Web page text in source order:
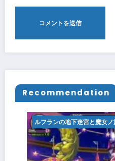
Recommendation
ルフランの地下迷宮と魔女ノ旅団